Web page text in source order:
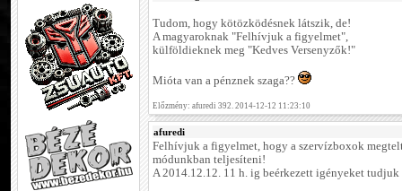
Tudom, hogy kötözködésnek látszik, de!
A magyaroknak "Felhívjuk a figyelmet",
külföldieknek meg "Kedves Versenyzők!"
Mióta van a pénznek szaga??
Előzmény: afuredi 392. 2014-12-12 11:23:10
afuredi
Felhívjuk a figyelmet, hogy a szervízboxok
módunkban teljesíteni!
A 2014.12.12. 11 h. ig beérkezett igényeket